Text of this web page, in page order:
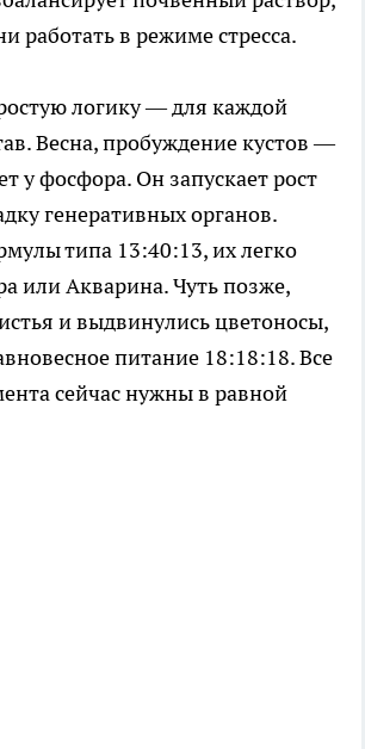
работать в режиме стресса.
логику — для каждой
Весна, пробуждение кустов —
у фосфора. Он запускает рост
генеративных органов.
типа 13:40:13, их легко
или Акварина. Чуть позже,
и выдвинулись цветоносы,
питание 18:18:18. Все
сейчас нужны в равной